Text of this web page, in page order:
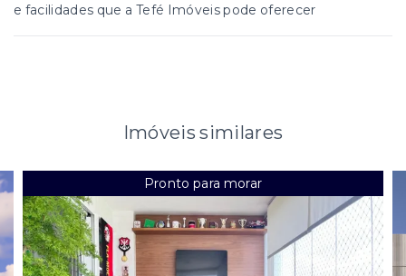
e facilidades que a Tefé Imóveis pode oferecer
Imóveis similares
Pronto para morar